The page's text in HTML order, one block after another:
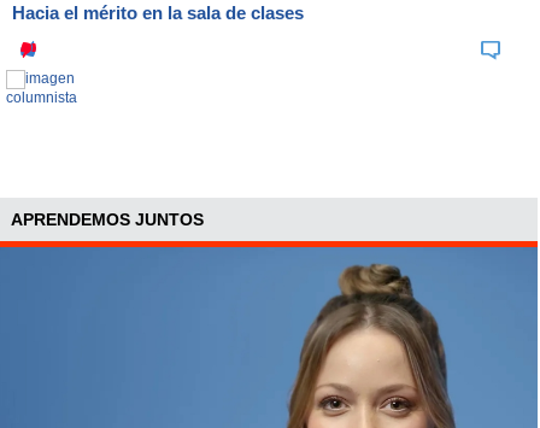
Hacia el mérito en la sala de clases
APRENDEMOS JUNTOS